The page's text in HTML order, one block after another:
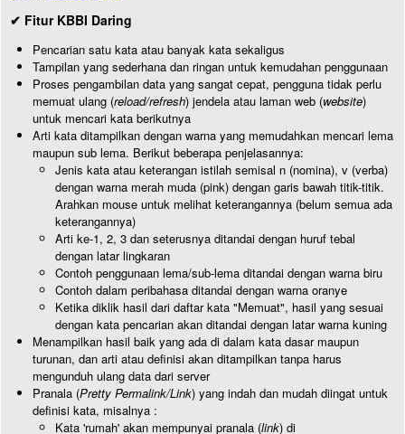
✔ Fitur KBBI Daring
Pencarian satu kata atau banyak kata sekaligus
Tampilan yang sederhana dan ringan untuk kemudahan penggunaan
Proses pengambilan data yang sangat cepat, pengguna tidak perlu
memuat ulang (reload/refresh) jendela atau laman web (website)
untuk mencari kata berikutnya
Arti kata ditampilkan dengan warna yang memudahkan mencari lema
maupun sub lema. Berikut beberapa penjelasannya:
Jenis kata atau keterangan istilah semisal n (nomina), v (verba)
dengan warna merah muda (pink) dengan garis bawah titik-titik.
Arahkan mouse untuk melihat keterangannya (belum semua ada
keterangannya)
Arti ke-1, 2, 3 dan seterusnya ditandai dengan huruf tebal
dengan latar lingkaran
Contoh penggunaan lema/sub-lema ditandai dengan warna biru
Contoh dalam peribahasa ditandai dengan warna oranye
Ketika diklik hasil dari daftar kata "Memuat", hasil yang sesuai
dengan kata pencarian akan ditandai dengan latar warna kuning
Menampilkan hasil baik yang ada di dalam kata dasar maupun
turunan, dan arti atau definisi akan ditampilkan tanpa harus
mengunduh ulang data dari server
Pranala (Pretty Permalink/Link) yang indah dan mudah diingat untuk
definisi kata, misalnya :
Kata 'rumah' akan mempunyai pranala (link) di